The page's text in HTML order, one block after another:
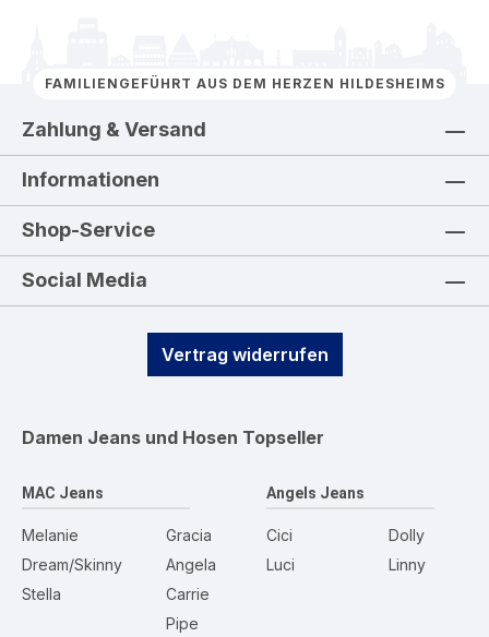
FAMILIENGEFÜHRT AUS DEM HERZEN HILDESHEIMS
Zahlung & Versand
Informationen
Shop-Service
Social Media
Vertrag widerrufen
Damen Jeans und Hosen Topseller
MAC Jeans
Melanie
Dream/Skinny
Stella
Gracia
Angela
Carrie
Pipe
Angels Jeans
Cici
Luci
Dolly
Linny